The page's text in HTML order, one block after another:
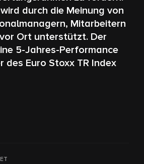
durch die Meinung von
Mitarbeitern
Ort unterstützt. Der
5-Jahres-Performance
des Euro Stoxx TR Index